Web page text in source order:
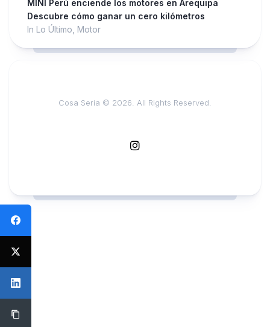
MINI Perú enciende los motores en Arequipa
Descubre cómo ganar un cero kilómetros
In Lo Último, Motor
Cosa Seria © 2026. All Rights Reserved.